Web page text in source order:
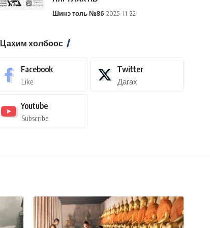
Шинэ толь №86 2025-11-22
Цахим холбоос
Facebook
Like
Twitter
Дагах
Youtube
Subscribe